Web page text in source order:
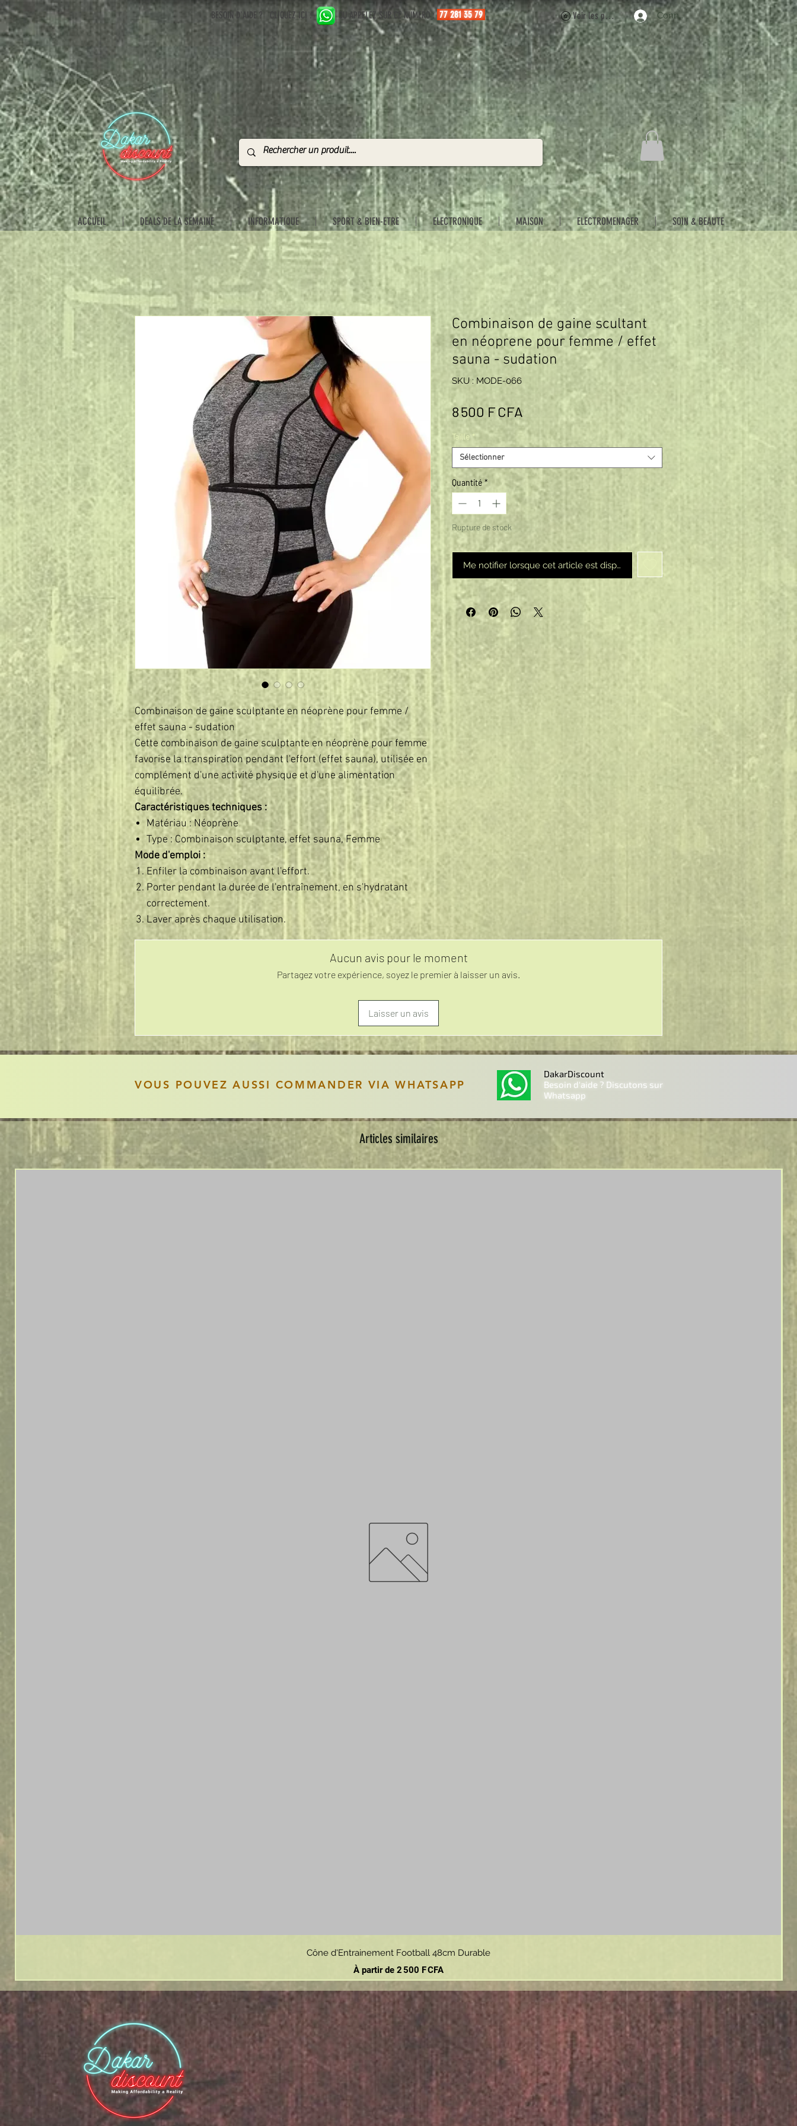
BESOIN D'AIDE ? Voir les points Connexion
CLIQUEZ ICI : OU APPELEZ SUR CE NUMERO : 77 281 35 79
ACCUEIL DEALS DE LA SEMAINE INFORMATIQUE SPORT & BIEN-ETRE ELECTRONIQUE MAISON ELECTROMENAGER SOIN & BEAUTE
Combinaison de gaine sculptante en néoprène pour femme /
effet sauna - sudation
Cette combinaison de gaine sculptante en néoprène pour femme
favorise la transpiration pendant l'effort (effet sauna), utilisée en
complément d'une activité physique et d'une alimentation
équilibrée.
Caractéristiques techniques :
Matériau : Néoprène
Type : Combinaison sculptante, effet sauna, Femme
Mode d'emploi :
Enfiler la combinaison avant l'effort.
Porter pendant la durée de l'entraînement, en s'hydratant
correctement.
Laver après chaque utilisation.
Combinaison de gaine scultant
en néoprene pour femme / effet
sauna - sudation
SKU : MODE-066
8 500 F CFA
Taille *
Sélectionner
Quantité *
Rupture de stock
Me notifier lorsque cet article est disponible
Aucun avis pour le moment
Partagez votre expérience, soyez le premier à laisser un avis.
Laisser un avis
VOUS POUVEZ AUSSI COMMANDER VIA WHATSAPP
DakarDiscount
Besoin d'aide ? Discutons sur
Whatsapp
Articles similaires
Aperçu rapide
Cône d'Entrainement Football 48cm Durable
À partir de 2 500 F CFA
Prix promotionnel